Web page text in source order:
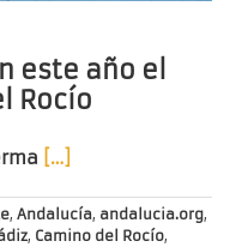
este año el
Rocío
[…]
, Andalucía, andalucia.org,
, Camino del Rocío,